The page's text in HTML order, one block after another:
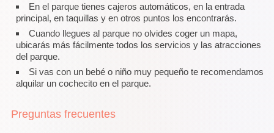
En el parque tienes cajeros automáticos, en la entrada
principal, en taquillas y en otros puntos los encontrarás.
Cuando llegues al parque no olvides coger un mapa,
ubicarás más fácilmente todos los servicios y las atracciones
del parque.
Si vas con un bebé o niño muy pequeño te recomendamos
alquilar un cochecito en el parque.
Preguntas frecuentes